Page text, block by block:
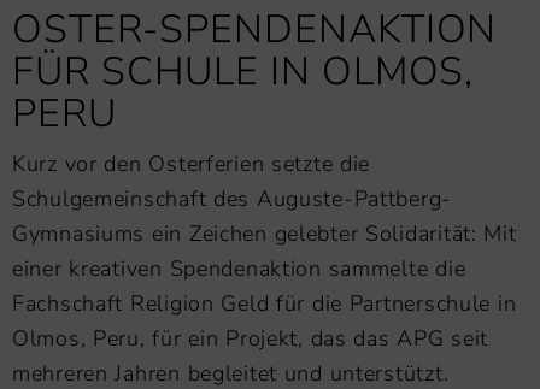
OSTER-SPENDENAKTION
FÜR SCHULE IN OLMOS,
PERU
Kurz vor den Osterferien setzte die
Schulgemeinschaft des Auguste-Pattberg-
Gymnasiums ein Zeichen gelebter Solidarität: Mit
einer kreativen Spendenaktion sammelte die
Fachschaft Religion Geld für die Partnerschule in
Olmos, Peru, für ein Projekt, das das APG seit
mehreren Jahren begleitet und unterstützt.